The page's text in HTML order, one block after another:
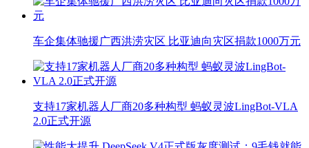
车企集体驰援广西洪涝灾区 比亚迪向灾区捐款1000万元
支持17家机器人厂商20多种构型 蚂蚁灵波LingBot-VLA
2.0正式开源